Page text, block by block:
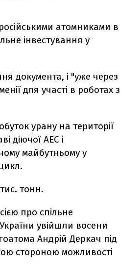
атомниками в
інвестування у
документа, і "уже через
для участі в роботах з
урану на території
діючої АЕС і
майбутньому у
тонн.
про спільне
увійшли восени
Андрій Деркач під
стороною можливості